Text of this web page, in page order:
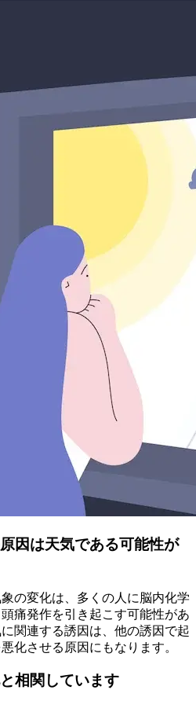
因は天気である可能性が
の変化は、多くの人に脳内化学
痛発作を引き起こす可能性があ
関連する誘因は、他の誘因で起
化させる原因にもなります。
相関しています